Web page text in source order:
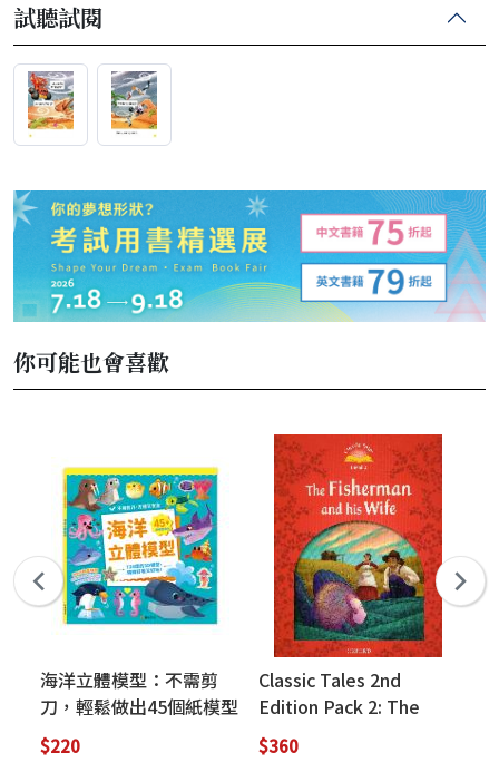
試聽試閱
你可能也會喜歡
海洋立體模型：不需剪
刀，輕鬆做出45個紙模型
勞作
$220
Classic Tales 2nd
Edition Pack 2: The
Fisherman and His Wife
(with Audio Download
$360